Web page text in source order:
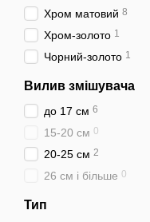
Хром матовий 8
Хром-золото 1
Чорний-золото 1
Вилив змішувача
до 17 см 6
15-20 см 0
20-25 см 2
26 см і більше 0
Тип